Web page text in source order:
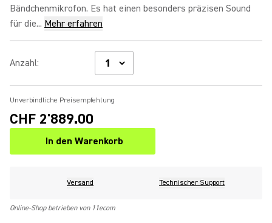
Bändchenmikrofon. Es hat einen besonders präzisen Sound
für die... Mehr erfahren
Anzahl:
Unverbindliche Preisempfehlung
CHF 2'889.00
In den Warenkorb
Versand Technischer Support
Online-Shop betrieben von 11ecom